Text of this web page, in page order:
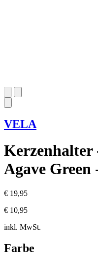
VELA
Agave
€ 19,95
€ 10,95
inkl. MwSt.
Farbe